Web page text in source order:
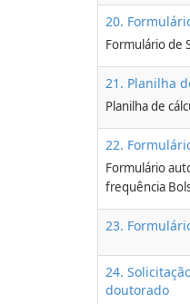
20.
Formulário de
21. Planilha
Planilha de
22.
Formulário
frequência
23.
24.
doutorado